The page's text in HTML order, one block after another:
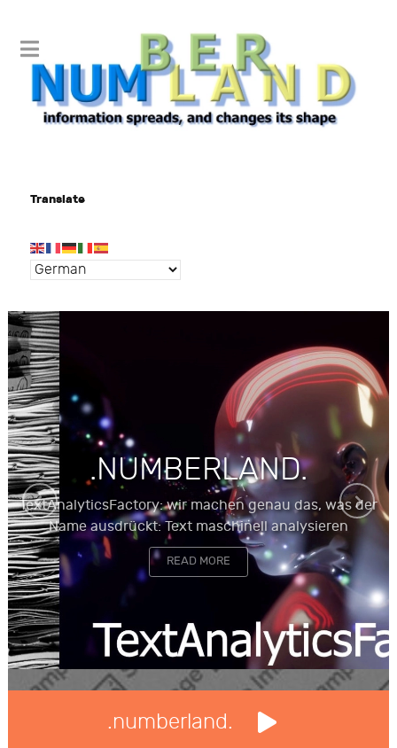
Translate
.NUMBERLAND.
TextAnalyticsFactory: wir machen genau das, was der
Name ausdrückt: Text maschinell analysieren
READ MORE
.numberland.